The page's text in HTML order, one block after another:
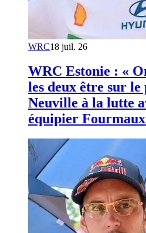
WRC18 juil. 26
WRC Estonie : «
les deux être sur le
Neuville à la lutte
équipier